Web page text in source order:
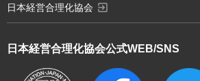
日本経営合理化協会公式WEB/SNS
日本経営合理化協会 exit_to_app